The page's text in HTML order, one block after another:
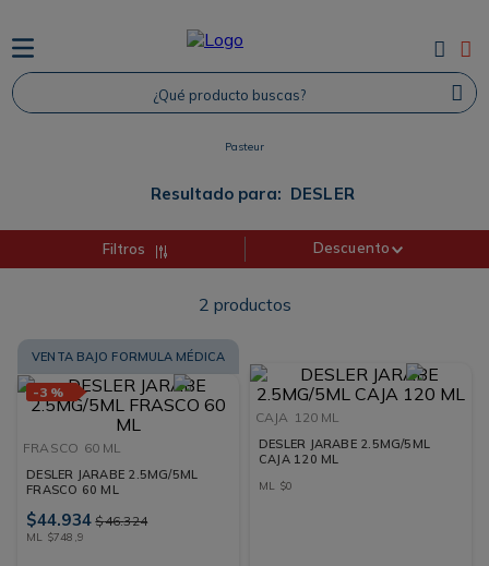
¿Qué producto buscas?
Pasteur
Resultado para: DESLER
Filtros Descuento
2 productos
VENTA BAJO FORMULA MÉDICA
-3 %
FRASCO 60 ML
DESLER JARABE 2.5MG/5ML
FRASCO 60 ML
$44.934 $46.324
ML $748 ,9
CAJA 120 ML
DESLER JARABE 2.5MG/5ML
CAJA 120 ML
ML $0
TÉRMINOS MÁS BUSCADOS